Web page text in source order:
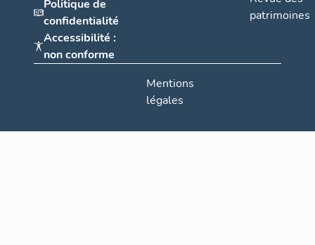
Politique de
confidentialité
Accessibilité :
non conforme
patrimoines
Mentions
légales